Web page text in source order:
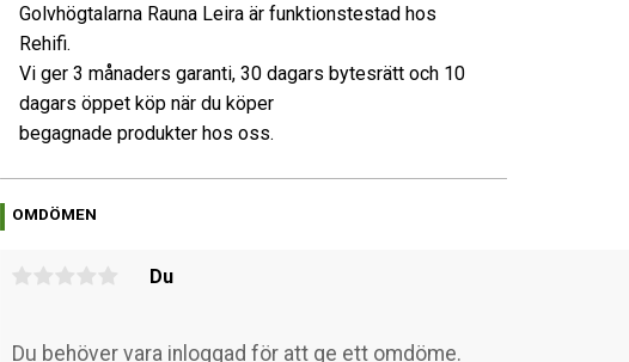
Golvhögtalarna Rauna Leira är funktionstestad hos
Rehifi.
Vi ger 3 månaders garanti, 30 dagars bytesrätt och 10
dagars öppet köp när du köper
begagnade produkter hos oss.
OMDÖMEN
Du